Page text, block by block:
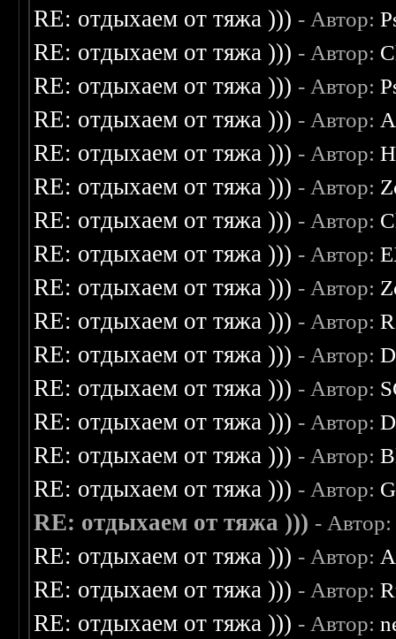
RE: отдыхаем от тяжа ))) - Автор:
RE: отдыхаем от тяжа ))) - Автор:
RE: отдыхаем от тяжа ))) - Автор:
RE: отдыхаем от тяжа ))) - Автор:
RE: отдыхаем от тяжа ))) - Автор:
RE: отдыхаем от тяжа ))) - Автор:
RE: отдыхаем от тяжа ))) - Автор:
RE: отдыхаем от тяжа ))) - Автор:
RE: отдыхаем от тяжа ))) - Автор:
RE: отдыхаем от тяжа ))) - Автор:
RE: отдыхаем от тяжа ))) - Автор:
RE: отдыхаем от тяжа ))) - Автор:
RE: отдыхаем от тяжа ))) - Автор:
RE: отдыхаем от тяжа ))) - Автор:
RE: отдыхаем от тяжа ))) - Автор:
RE: отдыхаем от тяжа ))) -
RE: отдыхаем от тяжа ))) - Автор:
RE: отдыхаем от тяжа ))) - Автор:
RE: отдыхаем от тяжа ))) - Автор: